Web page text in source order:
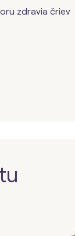
zdravia čriev